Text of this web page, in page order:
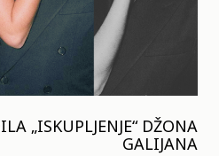
„ISKUPLJENJE“ DŽONA
GALIJANA